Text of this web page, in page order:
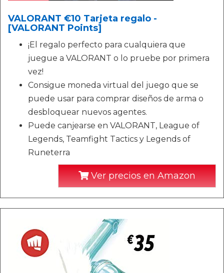
VALORANT €10 Tarjeta regalo -
[VALORANT Points]
¡El regalo perfecto para cualquiera que
juegue a VALORANT o lo pruebe por primera
vez!
Consigue moneda virtual del juego que se
puede usar para comprar diseños de arma o
desbloquear nuevos agentes.
Puede canjearse en VALORANT, League of
Legends, Teamfight Tactics y Legends of
Runeterra
Ver precios en Amazon